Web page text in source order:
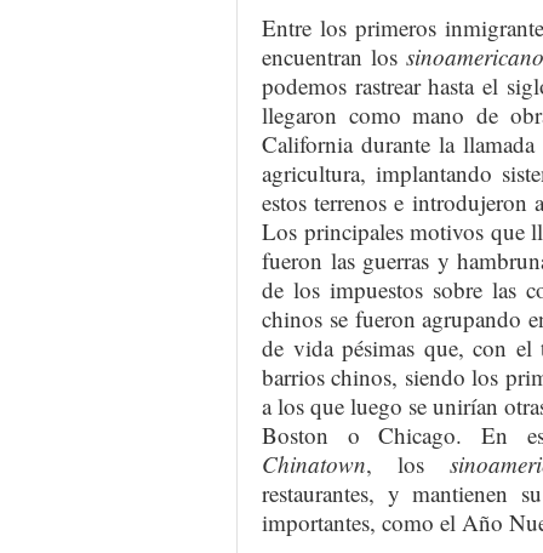
Entre los primeros
encuentran los
podemos rastrear hasta el
llegaron como mano de
California durante la
agricultura, implantando
estos terrenos e
Los principales motivos que
fueron las guerras y
de los impuestos sobre las
chinos se fueron agrupando
de vida pésimas que, con
barrios chinos, siendo los
a los que luego se unirían
Boston o Chicago. En
Chinatown, los
restaurantes, y mantienen
importantes, como el Año